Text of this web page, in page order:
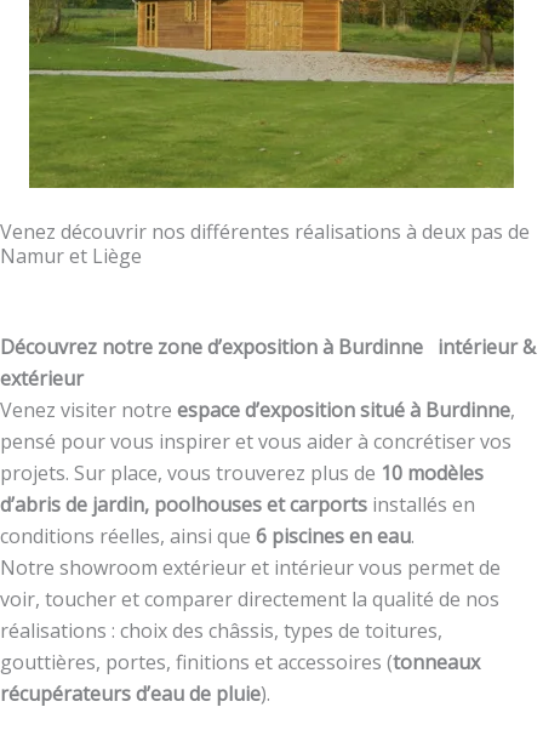
Venez découvrir nos différentes réalisations à deux pas de
Namur et Liège
Découvrez notre zone d’exposition à Burdinne intérieur &
extérieur
Venez visiter notre espace d’exposition situé à Burdinne,
pensé pour vous inspirer et vous aider à concrétiser vos
projets. Sur place, vous trouverez plus de 10 modèles
d’abris de jardin, poolhouses et carports installés en
conditions réelles, ainsi que 6 piscines en eau.
Notre showroom extérieur et intérieur vous permet de
voir, toucher et comparer directement la qualité de nos
réalisations : choix des châssis, types de toitures,
gouttières, portes, finitions et accessoires (tonneaux
récupérateurs d’eau de pluie).